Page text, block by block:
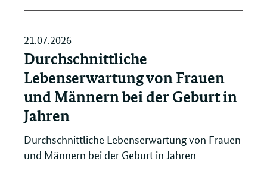
21.07.2026
Durchschnittliche
Lebenserwartung von Frauen
und Männern bei der Geburt in
Jahren
Durchschnittliche Lebenserwartung von Frauen
und Männern bei der Geburt in Jahren